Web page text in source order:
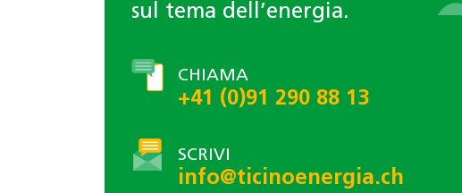
sul tema dell’energia.
CHIAMA
+41 (0)91 290 88 13
SCRIVI
info@ticinoenergia.ch